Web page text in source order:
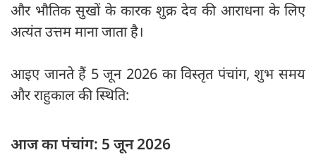
और भौतिक सुखों के कारक शुक्र देव की आराधना के लिए
अत्यंत उत्तम माना जाता है।
आइए जानते हैं 5 जून 2026 का विस्तृत पंचांग, शुभ समय
और राहुकाल की स्थिति:
आज का पंचांग: 5 जून 2026